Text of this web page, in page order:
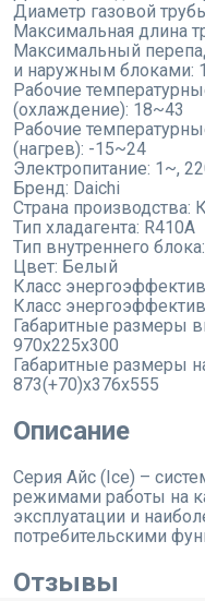
Диаметр газовой
Максимальная длина
Максимальный
и наружным блоками:
Рабочие
(охлаждение): 18~43
Рабочие
(нагрев): -15~24
Электропитание: 1~,
Бренд: Daichi
Страна производства:
Тип хладагента: R410A
Тип внутреннего блока:
Цвет: Белый
Класс
Класс
Габаритные размеры
970x225x300
Габаритные размеры
873(+70)x376x555
Описание
Серия Айс (Ice) –
режимами работы на
эксплуатации и
потребительскими
Отзывы